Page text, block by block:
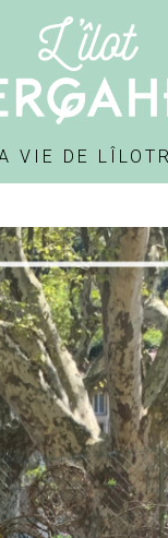
VIE DE LÎLOT